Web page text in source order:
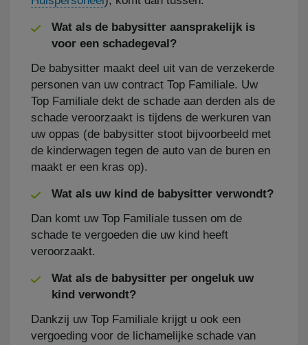
​Wat als de babysitter aansprakelijk is
voor een schadegeval?
De babysitter maakt deel uit van de verzekerde
personen van uw contract Top Familiale. Uw
Top Familiale dekt de schade aan derden als de
schade veroorzaakt is tijdens de werkuren van
uw oppas (de babysitter stoot bijvoorbeeld met
de kinderwagen tegen de auto van de buren en
maakt er een kras op).
Wat als uw kind de babysitter verwondt?
Dan komt uw Top Familiale tussen om de
schade te vergoeden die uw kind heeft
veroorzaakt.
Wat als de babysitter per ongeluk uw
kind verwondt?
Dankzij uw Top Familiale krijgt u ook een
vergoeding voor de lichamelijke schade van